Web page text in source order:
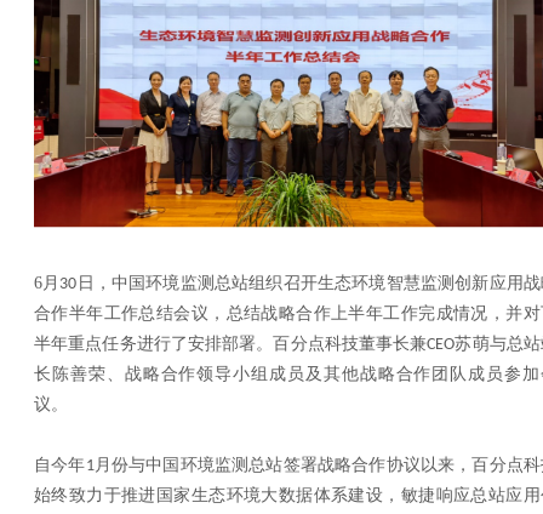
6月 30 日，中国环境监测总站组织召开生态环境智慧监测创新应用
合作半年工作总结会议，总结战略合作上半年工作完成情况，并对
半年重点任务进行了安排部署。百分点科技董事长兼CEO苏萌与总
长陈善荣、战略合作领导小组成员及其他战略合作团队成员参加
议。
自今年1月份与中国环境监测总站签署战略合作协议以来，百分点
始终致力于推进国家生态环境大数据体系建设，敏捷响应总站应用